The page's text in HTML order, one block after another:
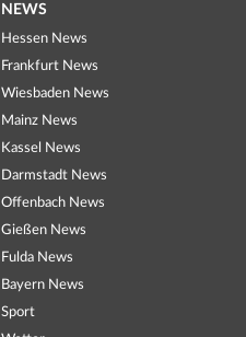
NEWS
Hessen News
Frankfurt News
Wiesbaden News
Mainz News
Kassel News
Darmstadt News
Offenbach News
Gießen News
Fulda News
Bayern News
Sport